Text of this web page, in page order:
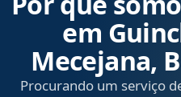
em
Mecejana,
Procurando um serviço